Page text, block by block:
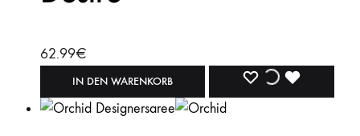
62.99€
IN DEN WARENKORB WISHLISTWISHLIST